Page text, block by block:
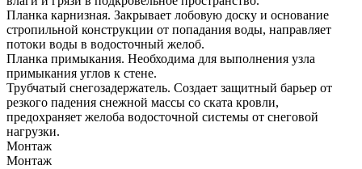
Планка карнизная. Закрывает лобовую доску и основание
стропильной конструкции от попадания воды, направляет
потоки воды в водосточный желоб.
Планка примыкания. Необходима для выполнения узла
примыкания углов к стене.
Трубчатый снегозадержатель. Создает защитный барьер от
резкого падения снежной массы со ската кровли,
предохраняет желоба водосточной системы от снеговой
нагрузки.
Монтаж
Монтаж